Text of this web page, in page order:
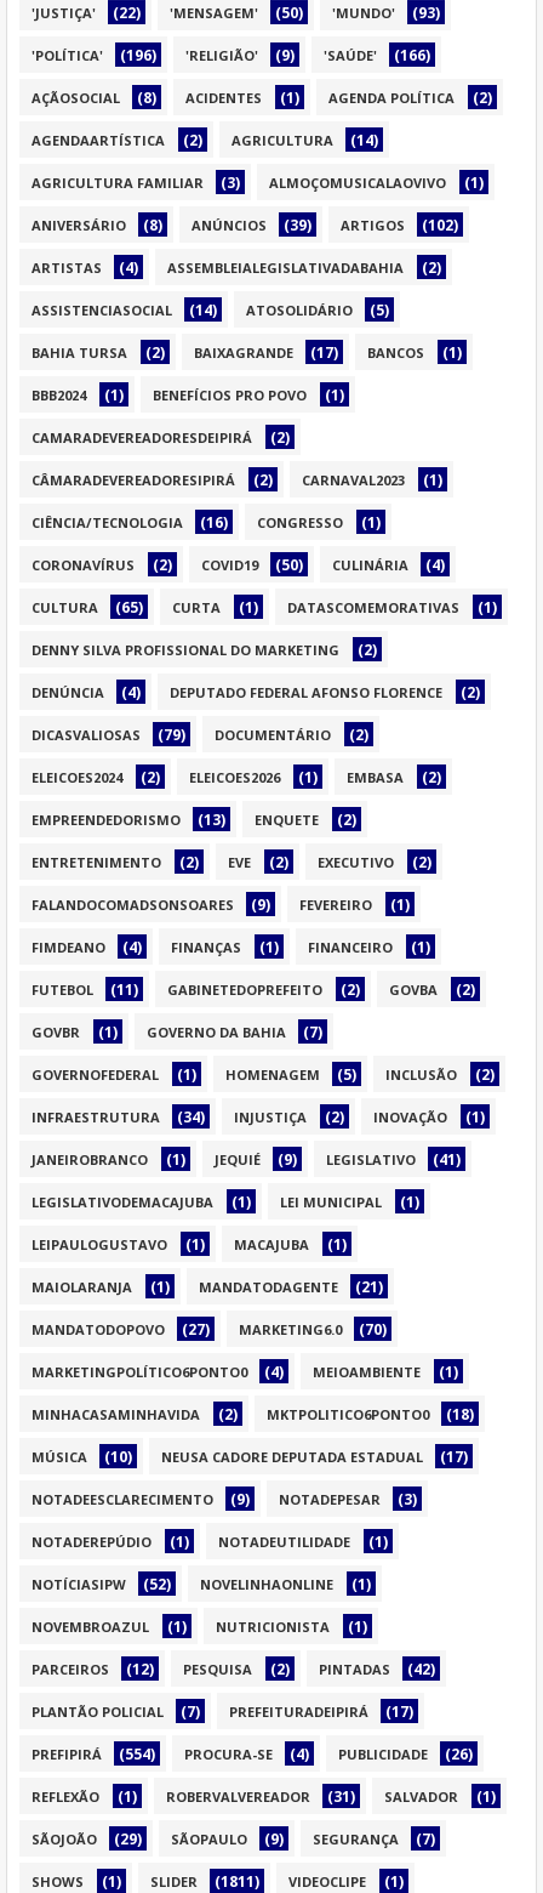
'JUSTIÇA' (22) 'MENSAGEM' (50) 'MUNDO' (93)
'POLÍTICA' (196) 'RELIGIÃO' (9) 'SAÚDE' (166)
AÇÃOSOCIAL (8) ACIDENTES (1) AGENDA POLÍTICA (2)
AGENDAARTÍSTICA (2) AGRICULTURA (14)
AGRICULTURA FAMILIAR (3) ALMOÇOMUSICALAOVIVO (1)
ANIVERSÁRIO (8) ANÚNCIOS (39) ARTIGOS (102)
ARTISTAS (4) ASSEMBLEIALEGISLATIVADABAHIA (2)
ASSISTENCIASOCIAL (14) ATOSOLIDÁRIO (5)
BAHIA TURSA (2) BAIXAGRANDE (17) BANCOS (1)
BBB2024 (1) BENEFÍCIOS PRO POVO (1)
CAMARADEVEREADORESDEIPIRÁ (2)
CÂMARADEVEREADORESIPIRÁ (2) CARNAVAL2023 (1)
CIÊNCIA/TECNOLOGIA (16) CONGRESSO (1)
CORONAVÍRUS (2) COVID19 (50) CULINÁRIA (4)
CULTURA (65) CURTA (1) DATASCOMEMORATIVAS (1)
DENNY SILVA PROFISSIONAL DO MARKETING (2)
DENÚNCIA (4) DEPUTADO FEDERAL AFONSO FLORENCE (2)
DICASVALIOSAS (79) DOCUMENTÁRIO (2)
ELEICOES2024 (2) ELEICOES2026 (1) EMBASA (2)
EMPREENDEDORISMO (13) ENQUETE (2)
ENTRETENIMENTO (2) EVE (2) EXECUTIVO (2)
FALANDOCOMADSONSOARES (9) FEVEREIRO (1)
FIMDEANO (4) FINANÇAS (1) FINANCEIRO (1)
FUTEBOL (11) GABINETEDOPREFEITO (2) GOVBA (2)
GOVBR (1) GOVERNO DA BAHIA (7)
GOVERNOFEDERAL (1) HOMENAGEM (5) INCLUSÃO (2)
INFRAESTRUTURA (34) INJUSTIÇA (2) INOVAÇÃO (1)
JANEIROBRANCO (1) JEQUIÉ (9) LEGISLATIVO (41)
LEGISLATIVODEMACAJUBA (1) LEI MUNICIPAL (1)
LEIPAULOGUSTAVO (1) MACAJUBA (1)
MAIOLARANJA (1) MANDATODAGENTE (21)
MANDATODOPOVO (27) MARKETING6.0 (70)
MARKETINGPOLÍTICO6PONTO0 (4) MEIOAMBIENTE (1)
MINHACASAMINHAVIDA (2) MKTPOLITICO6PONTO0 (18)
MÚSICA (10) NEUSA CADORE DEPUTADA ESTADUAL (17)
NOTADEESCLARECIMENTO (9) NOTADEPESAR (3)
NOTADEREPÚDIO (1) NOTADEUTILIDADE (1)
NOTÍCIASIPW (52) NOVELINHAONLINE (1)
NOVEMBROAZUL (1) NUTRICIONISTA (1)
PARCEIROS (12) PESQUISA (2) PINTADAS (42)
PLANTÃO POLICIAL (7) PREFEITURADEIPIRÁ (17)
PREFIPIRÁ (554) PROCURA-SE (4) PUBLICIDADE (26)
REFLEXÃO (1) ROBERVALVEREADOR (31) SALVADOR (1)
SÃOJOÃO (29) SÃOPAULO (9) SEGURANÇA (7)
SHOWS (1) SLIDER (1811) VIDEOCLIPE (1)